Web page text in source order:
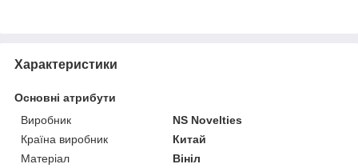
Характеристики
Основні атрибути
Виробник
NS Novelties
Країна виробник
Китай
Матеріал
Вініл